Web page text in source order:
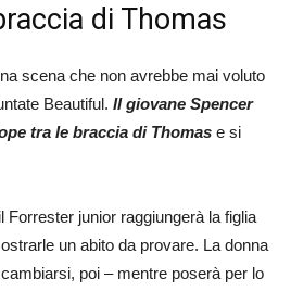
di Thomas
scena che non avrebbe mai voluto
Beautiful. Il giovane Spencer
tra le braccia di Thomas e si
Forrester junior raggiungerà la figlia
un abito da provare. La donna
poi – mentre poserà per lo